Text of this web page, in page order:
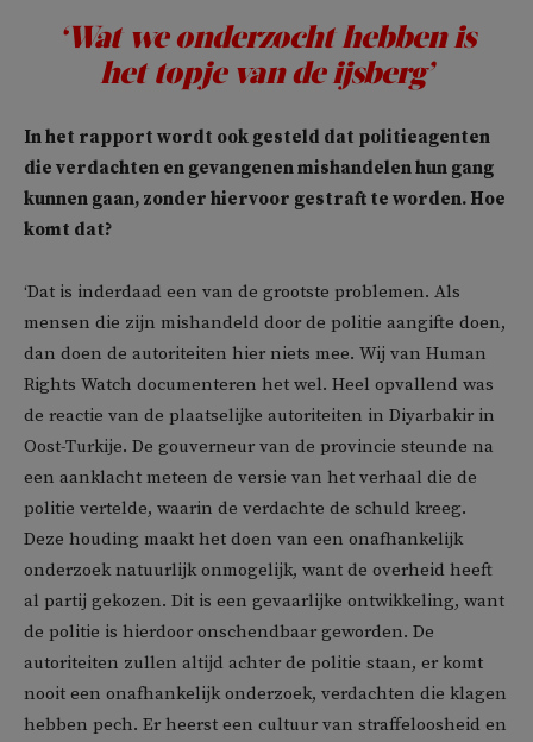
‘Wat we onderzocht hebben is
het topje van de ijsberg’
In het rapport wordt ook gesteld dat politieagenten
die verdachten en gevangenen mishandelen hun gang
kunnen gaan, zonder hiervoor gestraft te worden. Hoe
komt dat?
‘Dat is inderdaad een van de grootste problemen. Als
mensen die zijn mishandeld door de politie aangifte doen,
dan doen de autoriteiten hier niets mee. Wij van Human
Rights Watch documenteren het wel. Heel opvallend was
de reactie van de plaatselijke autoriteiten in Diyarbakir in
Oost-Turkije. De gouverneur van de provincie steunde na
een aanklacht meteen de versie van het verhaal die de
politie vertelde, waarin de verdachte de schuld kreeg.
Deze houding maakt het doen van een onafhankelijk
onderzoek natuurlijk onmogelijk, want de overheid heeft
al partij gekozen. Dit is een gevaarlijke ontwikkeling, want
de politie is hierdoor onschendbaar geworden. De
autoriteiten zullen altijd achter de politie staan, er komt
nooit een onafhankelijk onderzoek, verdachten die klagen
hebben pech. Er heerst een cultuur van straffeloosheid en